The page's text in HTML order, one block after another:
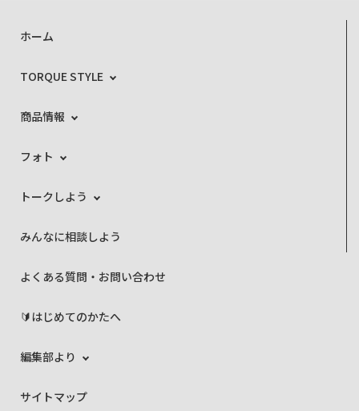
ホーム
TORQUE STYLE
商品情報
フォト
トークしよう
みんなに相談しよう
よくある質問・お問い合わせ
🔰はじめてのかたへ
編集部より
サイトマップ